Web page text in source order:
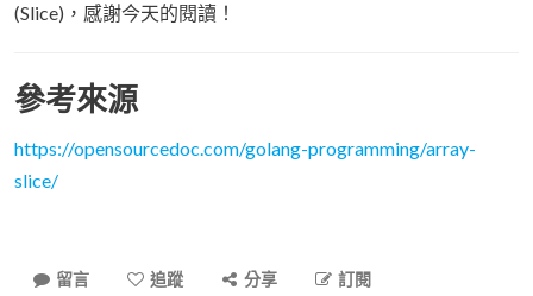
(Slice)，感謝今天的閱讀！
參考來源
https://opensourcedoc.com/golang-programming/array-
slice/
留言 追蹤 分享 訂閱